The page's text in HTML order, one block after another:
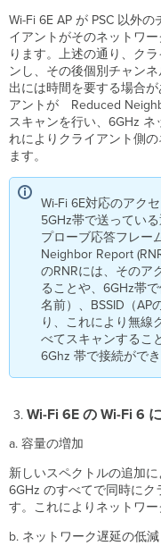
は
Wi-
Fi
6
よ
り
速
い
す
Wi-
Fi
6E
は
地
域
に
よ
っ
り
ま
す
か？
ど
の
ラ
Wi-Fi 6E AP が PSC 以外
イアントがそのネットワ
ります。上述の通り、ク
ンし、その後個別チャン
出には時間を要する場合
アントが Reduced
スキャンを行い、6GHz ネ
れによりクライアント側
ます。
Wi-Fi 6E対応のアク
5GHz帯で送ってい
プローブ応答フレー
Neighbor Report
のRNRには、そのア
ることや、6GHz帯
名前）、BSSID（AP
り、これにより無線
べてスキャンするこ
6Ghz 帯で接続がで
Wi-Fi 6E の Wi-Fi 6
a. 容量の増加
新しいスペクトルの追加に
6GHz のすべてで同時にク
す。これによりネットワー
b. ネットワーク遅延の低減